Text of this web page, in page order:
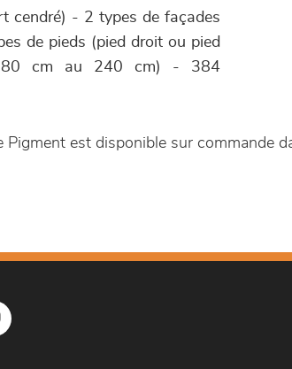
cendré) - 2 types de façades
de pieds (pied droit ou pied
80 cm au 240 cm) - 384
est disponible sur commande